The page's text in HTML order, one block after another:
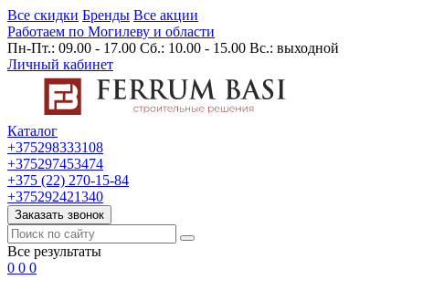
Все скидки Бренды Все акции
Работаем по Могилеву и области
Пн-Пт.: 09.00 - 17.00 Сб.: 10.00 - 15.00 Вс.: выходной
Личный кабинет
Каталог
+375298333108
+375297453474
+375 (22) 270-15-84
+375292421340
Заказать звонок
Все результаты
0 0 0